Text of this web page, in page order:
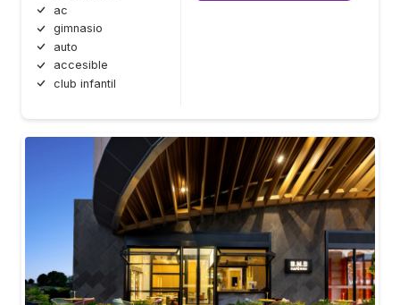
ac
gimnasio
auto
accesible
club infantil